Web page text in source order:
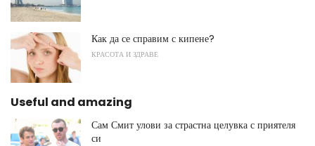
Как да се справим с кипене?
КРАСОТА И ЗДРАВЕ
Useful and amazing
Сам Смит улови за страстна целувка с приятеля
си